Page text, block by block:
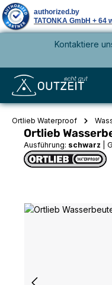
springenKontaktiere
Ortlieb Waterproof
Ortlieb
Ausführung: schwarz
Bildergalerie